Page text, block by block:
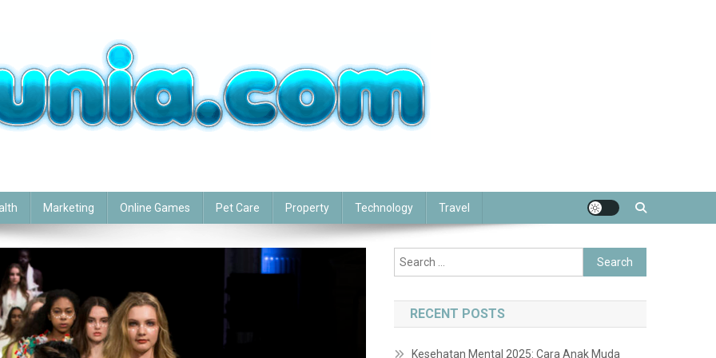
Marketing Online Games Pet Care Property Technology Travel
Search
for:
RECENT POSTS
Kesehatan Mental 2025: Cara Anak Muda